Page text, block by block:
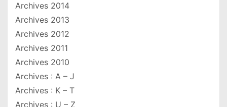
Archives 2014
Archives 2013
Archives 2012
Archives 2011
Archives 2010
Archives : A – J
Archives : K – T
Archives : U – Z